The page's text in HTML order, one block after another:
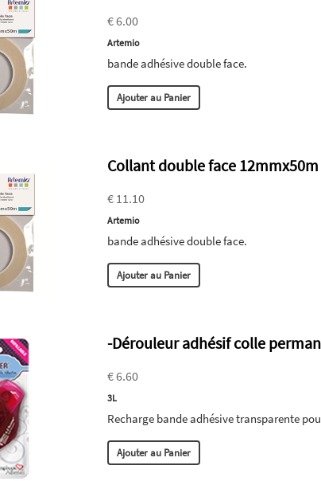
€ 6.00
Artemio
bande adhésive double face.
Ajouter au Panier
Collant double face 12mmx50m
€ 11.10
Artemio
bande adhésive double face.
Ajouter au Panier
-Dérouleur adhésif colle
€ 6.60
3L
Recharge bande adhésive transparente
Ajouter au Panier